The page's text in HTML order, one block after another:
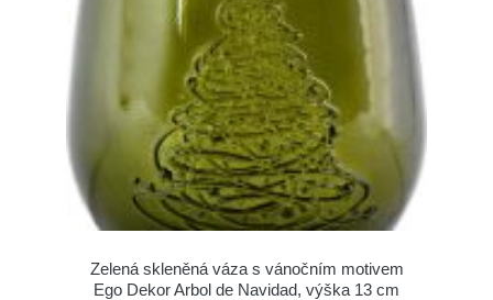
Zelená skleněná váza s vánočním motivem
Ego Dekor Arbol de Navidad, výška 13 cm